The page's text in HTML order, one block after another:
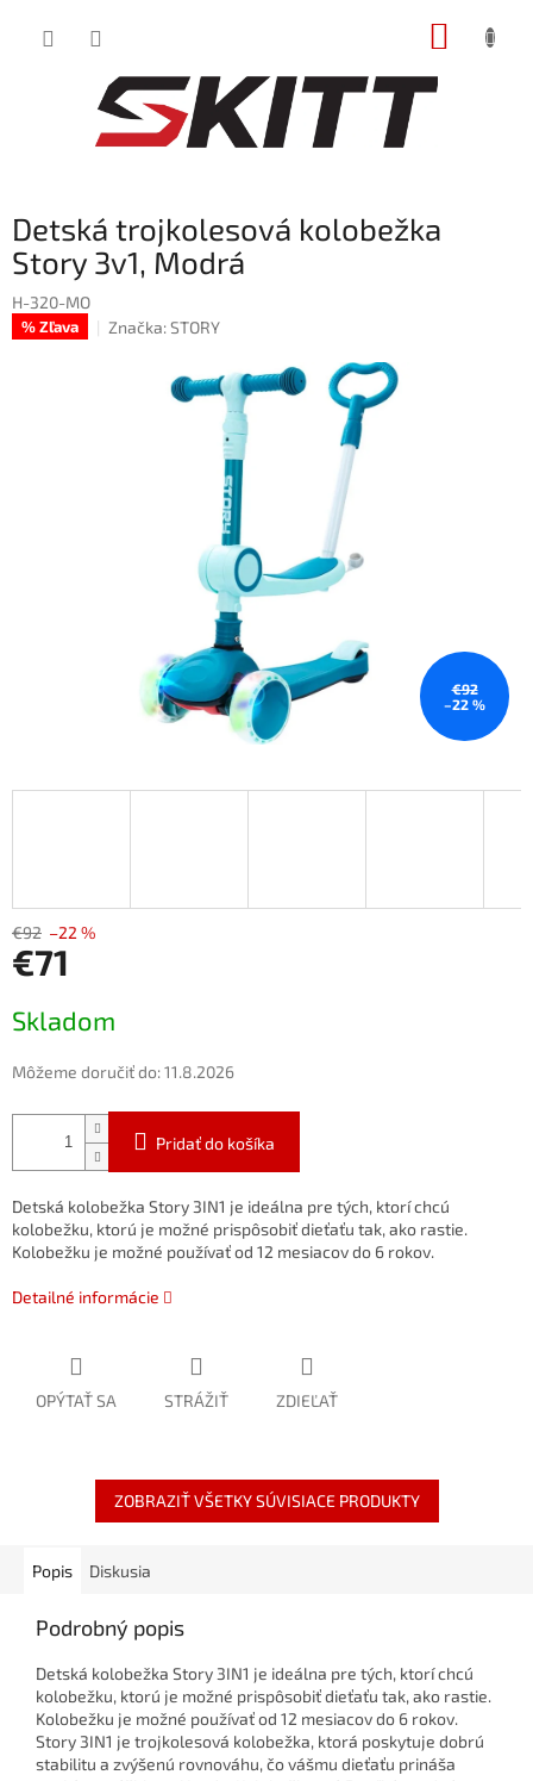
Detská trojkolesová kolobežka
Story 3v1, Modrá
H-320-MO
% Zľava Značka:STORY
€92
–22 %
€92 –22 %
€71
cena:
Skladom
Môžeme doručiť do:11.8.2026
Pridať do košíka
Detská kolobežka Story 3IN1 je ideálna pre tých, ktorí chcú
kolobežku, ktorú je možné prispôsobiť dieťaťu tak, ako rastie.
Kolobežku je možné používať od 12 mesiacov do 6 rokov.
Detailné informácie
OPÝTAŤ SA STRÁŽIŤ ZDIEĽAŤ
ZOBRAZIŤ VŠETKY SÚVISIACE PRODUKTY
Popis Diskusia
Podrobný popis
Detská kolobežka Story 3IN1 je ideálna pre tých, ktorí chcú
kolobežku, ktorú je možné prispôsobiť dieťaťu tak, ako rastie.
Kolobežku je možné používať od 12 mesiacov do 6 rokov.
Story 3IN1 je trojkolesová kolobežka, ktorá poskytuje dobrú
stabilitu a zvýšenú rovnováhu, čo vášmu dieťaťu prináša